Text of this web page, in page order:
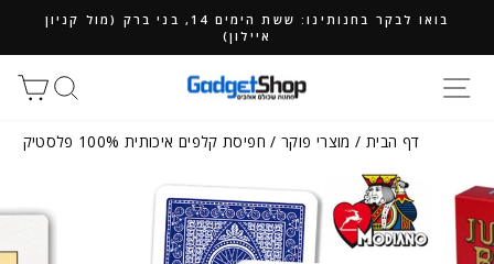
בואו לבקר בחנותינו: ששת הימים 14, בני ברק (מול קניון
איילון)
חיפוש
דף הבית / מוצרי פוקר /חפיסת קלפים איכותית 100% פלסטיק